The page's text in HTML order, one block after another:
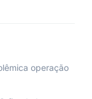
operação